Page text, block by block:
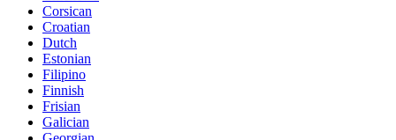
Corsican
Croatian
Dutch
Estonian
Filipino
Finnish
Frisian
Galician